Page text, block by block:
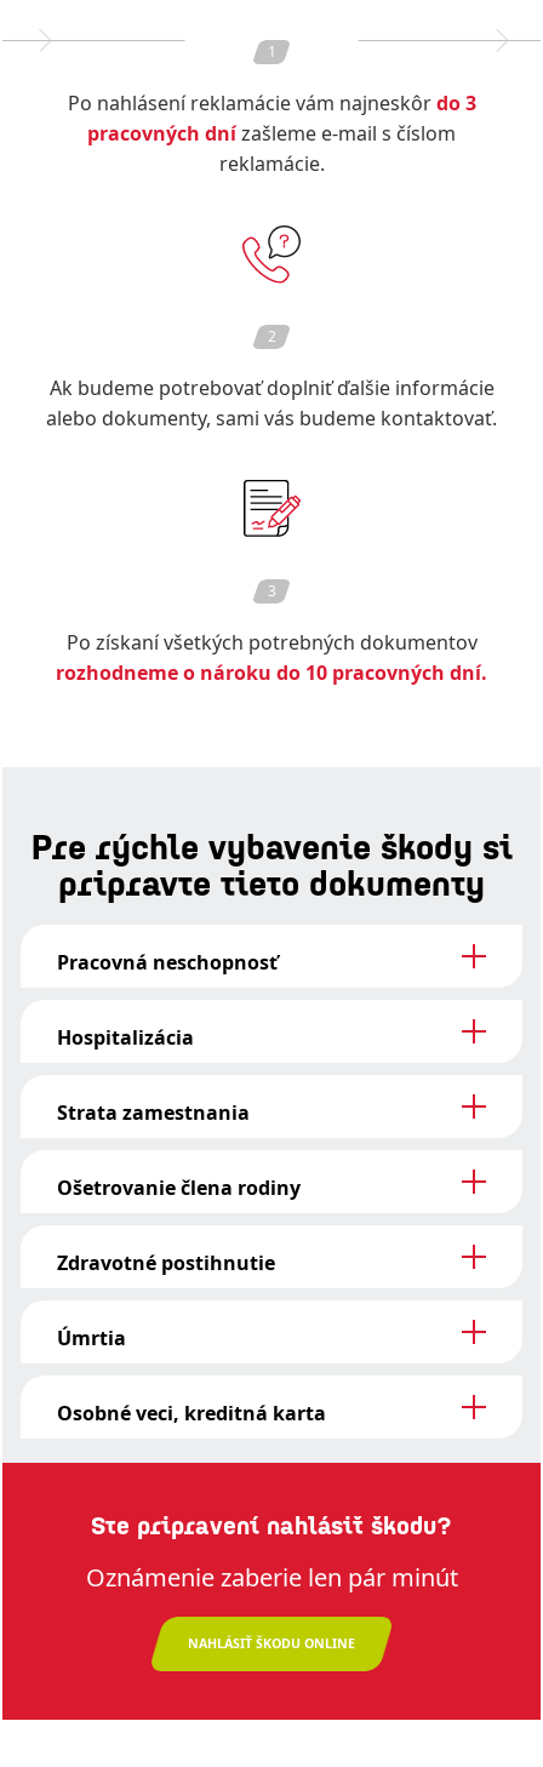
osobných
vecí
zneužitia
1
Po nahlásení reklamácie vám najneskôrdo 3
pracovných dnízašleme e-mail s číslom
reklamácie.
2
Ak budeme potrebovať doplniť ďalšie informácie
alebo dokumenty, sami vás budeme kontaktovať.
3
Po získaní všetkých potrebných dokumentov
rozhodneme o nároku do 10 pracovných dní.
Pre rýchle vybavenie škody si
pripravte tieto dokumenty
Pracovná neschopnosť
Hospitalizácia
Strata zamestnania
Ošetrovanie člena rodiny
Zdravotné postihnutie
Úmrtia
Osobné veci, kreditná karta
Ste pripravení nahlásiť škodu?
Oznámenie zaberie len pár minút
NAHLÁSIŤ ŠKODU ONLINE